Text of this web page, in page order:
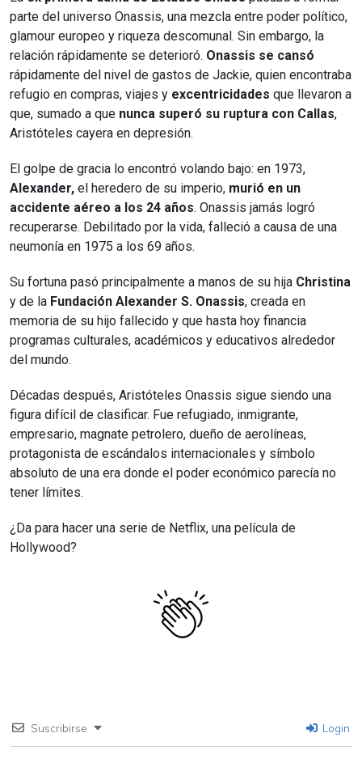
parte del universo Onassis, una mezcla entre poder político,
glamour europeo y riqueza descomunal. Sin embargo, la
relación rápidamente se deterioró. Onassis se cansó
rápidamente del nivel de gastos de Jackie, quien encontraba
refugio en compras, viajes y excentricidades que llevaron a
que, sumado a que nunca superó su ruptura con Callas,
Aristóteles cayera en depresión.
El golpe de gracia lo encontró volando bajo: en 1973,
Alexander, el heredero de su imperio, murió en un
accidente aéreo a los 24 años. Onassis jamás logró
recuperarse. Debilitado por la vida, falleció a causa de una
neumonía en 1975 a los 69 años.
Su fortuna pasó principalmente a manos de su hija Christina
y de la Fundación Alexander S. Onassis, creada en
memoria de su hijo fallecido y que hasta hoy financia
programas culturales, académicos y educativos alrededor
del mundo.
Décadas después, Aristóteles Onassis sigue siendo una
figura difícil de clasificar. Fue refugiado, inmigrante,
empresario, magnate petrolero, dueño de aerolíneas,
protagonista de escándalos internacionales y símbolo
absoluto de una era donde el poder económico parecía no
tener límites.
¿Da para hacer una serie de Netflix, una película de
Hollywood?
Suscribirse Login